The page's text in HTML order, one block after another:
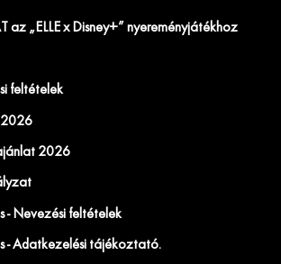
az „ELLE x Disney+” nyereményjátékhoz
feltételek
2026
2026
- Nevezési feltételek
- Adatkezelési tájékoztató.